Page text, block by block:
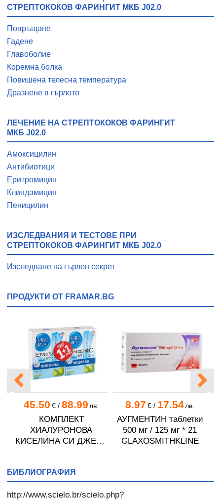
СТРЕПТОКОКОВ ФАРИНГИТ МКБ J02.0
Повръщане
Гадене
Главоболие
Коремна болка
Повишена телесна температура
Дразнене в гърлото
ЛЕЧЕНИЕ НА СТРЕПТОКОКОВ ФАРИНГИТ
МКБ J02.0
Амоксицилин
Антибиотици
Еритромицин
Клиндамицин
Пеницилин
ИЗСЛЕДВАНИЯ И ТЕСТОВЕ ПРИ
СТРЕПТОКОКОВ ФАРИНГИТ МКБ J02.0
Изследване на гърлен секрет
ПРОДУКТИ ОТ FRAMAR.BG
45.50 €/ 88.99 лв.
КОМПЛЕКТ
ХИАЛУРОНОВА
КИСЕЛИНА СИ ДЖЕЛИ
8.97 €/ 17.54 лв.
АУГМЕНТИН таблетки
500 мг / 125 мг * 21
GLAXOSMITHKLINE
БИБЛИОГРАФИЯ
http://www.scielo.br/scielo.php?